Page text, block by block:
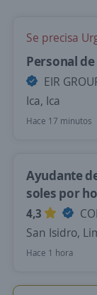
Se precisa
Personal
EIR
Ica, Ica
Hace 17 minutos
Ayudante
soles por
4,3
San Isidro,
Hace 1 hora